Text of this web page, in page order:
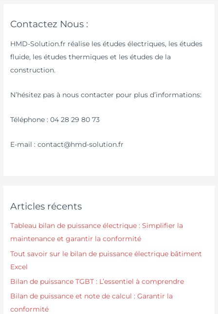
Contactez Nous :
HMD-Solution.fr réalise les études électriques, les études
fluide, les études thermiques et les études de la
construction.
N’hésitez pas à nous contacter pour plus d’informations:
Téléphone : 04 28 29 80 73
E-mail : contact@hmd-solution.fr
Articles récents
Tableau bilan de puissance électrique : Simplifier la
maintenance et garantir la conformité
Tout savoir sur le bilan de puissance électrique bâtiment
Excel
Bilan de puissance TGBT : L’essentiel à comprendre
Bilan de puissance et note de calcul : Garantir la
conformité